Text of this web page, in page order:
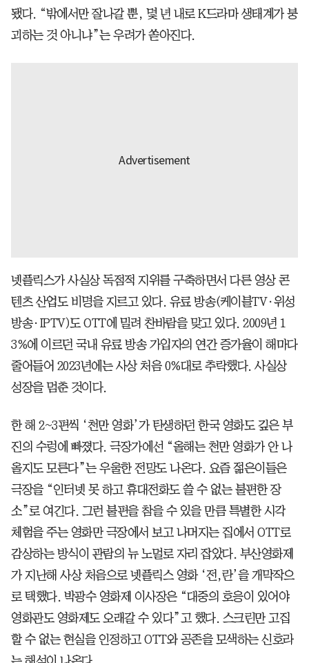
됐다. “밖에서만 잘나갈 뿐, 몇 년 내로 K드라마 생태계가 붕
괴하는 것 아니냐”는 우려가 쏟아진다.
넷플릭스가 사실상 독점적 지위를 구축하면서 다른 영상 콘
텐츠 산업도 비명을 지르고 있다. 유료 방송(케이블TV·위성
방송·IPTV)도 OTT에 밀려 찬바람을 맞고 있다. 2009년 1
3%에 이르던 국내 유료 방송 가입자의 연간 증가율이 해마다
줄어들어 2023년에는 사상 처음 0%대로 추락했다. 사실상
성장을 멈춘 것이다.
한 해 2~3편씩 ‘천만 영화’가 탄생하던 한국 영화도 깊은 부
진의 수렁에 빠졌다. 극장가에선 “올해는 천만 영화가 안 나
올지도 모른다”는 우울한 전망도 나온다. 요즘 젊은이들은
극장을 “인터넷 못 하고 휴대전화도 쓸 수 없는 불편한 장
소”로 여긴다. 그런 불편을 참을 수 있을 만큼 특별한 시각
체험을 주는 영화만 극장에서 보고 나머지는 집에서 OTT로
감상하는 방식이 관람의 뉴 노멀로 자리 잡았다. 부산영화제
가 지난해 사상 처음으로 넷플릭스 영화 ‘전,란’을 개막작으
로 택했다. 박광수 영화제 이사장은 “대중의 호응이 있어야
영화관도 영화제도 오래갈 수 있다”고 했다. 스크린만 고집
할 수 없는 현실을 인정하고 OTT와 공존을 모색하는 신호라